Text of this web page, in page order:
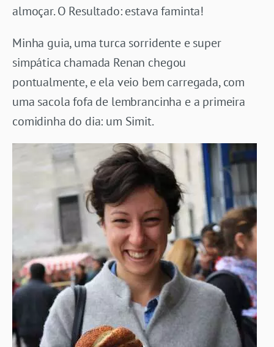
almoçar. O Resultado: estava faminta!
Minha guia, uma turca sorridente e super
simpática chamada Renan chegou
pontualmente, e ela veio bem carregada, com
uma sacola fofa de lembrancinha e a primeira
comidinha do dia: um Simit.